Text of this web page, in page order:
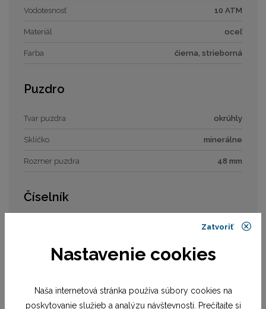
Vodotesnosť 10 ATM
Materiál oceľ
Farba čierna, strieborná
Puzdro
Tvar puzdra okrúhly
Sklíčko minerálne
Rozmer puzdra 48 mm
Číselník
analóg
Rozmer číselníka
Remienok / náramok
Zatvoriť
Nastavenie cookies
Naša internetová stránka používa súbory cookies na
poskytovanie služieb a analýzu návštevnosti. Prečítajte si